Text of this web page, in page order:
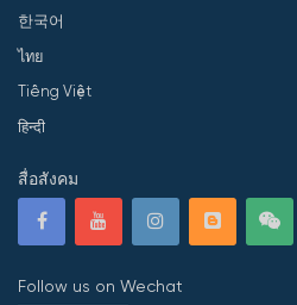
한국어
ไทย
Tiếng Việt
हिन्दी
สื่อสังคม
Follow us on Wechat